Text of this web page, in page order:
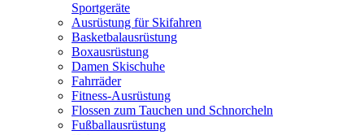
Sportgeräte
Ausrüstung für Skifahren
Basketbalausrüstung
Boxausrüstung
Damen Skischuhe
Fahrräder
Fitness-Ausrüstung
Flossen zum Tauchen und Schnorcheln
Fußballausrüstung